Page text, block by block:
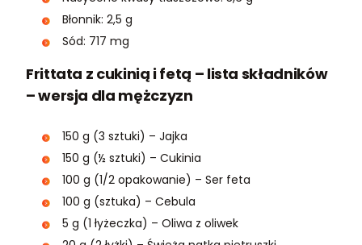
Błonnik: 2,5 g
Sód: 717 mg
Frittata z cukinią i fetą – lista składników
– wersja dla mężczyzn
150 g (3 sztuki) – Jajka
150 g (½ sztuki) – Cukinia
100 g (1/2 opakowanie) – Ser feta
100 g (sztuka) – Cebula
5 g (1 łyżeczka) – Oliwa z oliwek